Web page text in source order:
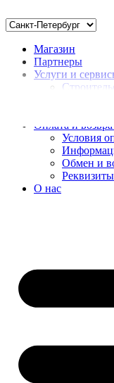
Магазин
Партнеры
Услуги и
Оплата и
Условия
Обмен и
Реквизиты
О нас